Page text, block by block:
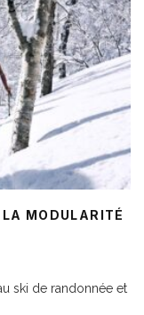
MODULARITÉ
ski de randonnée et